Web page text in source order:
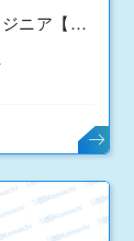
セールスエンジニア【長岡営業所】